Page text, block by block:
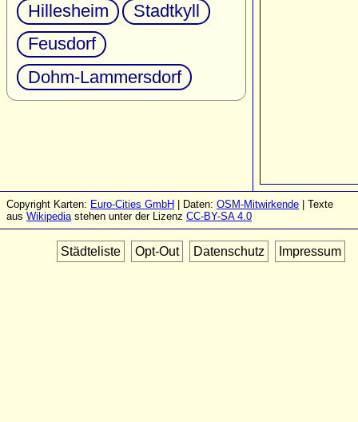
Hillesheim
Stadtkyll
Feusdorf
Dohm-Lammersdorf
Copyright Karten: Euro-Cities GmbH | Daten: OSM-Mitwirkende | Texte
aus Wikipediastehen unter der Lizenz CC-BY-SA 4.0
Städteliste Opt-Out Datenschutz Impressum